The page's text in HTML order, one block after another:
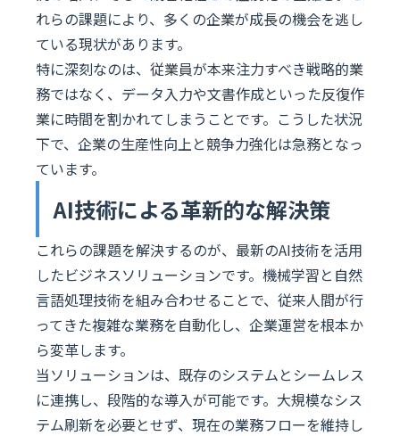
れらの課題により、多くの企業が成長の機会を逃し
ている現状があります。
特に深刻なのは、従業員が本来注力すべき戦略的業
務ではなく、データ入力や文書作成といった反復作
業に時間を割かれてしまうことです。こうした状況
下で、企業の生産性向上と競争力強化は急務となっ
ています。
AI技術による革新的な解決策
これらの課題を解決するのが、最新のAI技術を活用
したビジネスソリューションです。機械学習と自然
言語処理技術を組み合わせることで、従来人間が行
ってきた複雑な業務を自動化し、企業運営を根本か
ら変革します。
当ソリューションは、既存のシステムとシームレス
に連携し、段階的な導入が可能です。大規模なシス
テム刷新を必要とせず、現在の業務フローを維持し